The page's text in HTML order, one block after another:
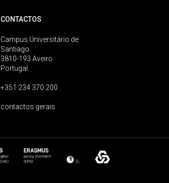
CONTACTOS
Campus Universitário de
Santiago
3810-193 Aveiro
Portugal
+351 234 370 200
contactos gerais